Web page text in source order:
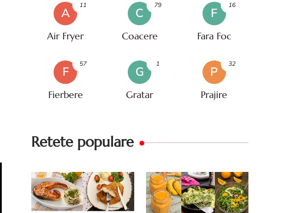
A
Air Fryer
11
C
Coacere
79
F
Fara Foc
16
F
Fierbere
57
G
Gratar
1
P
Prajire
32
Retete populare